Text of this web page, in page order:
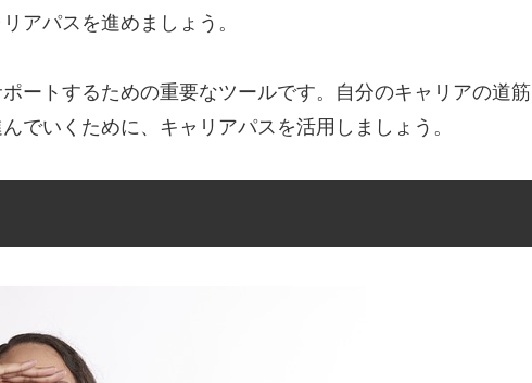
アパスを進めましょう。
ートするための重要なツールです。自分のキャリアの道筋
でいくために、キャリアパスを活用しましょう。